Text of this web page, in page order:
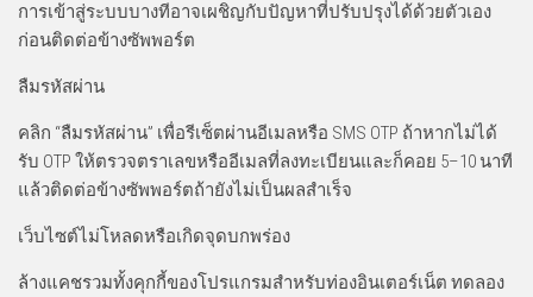
การเข้าสู่ระบบบางทีอาจเผชิญกับปัญหาที่ปรับปรุงได้ด้วยตัวเอง
ก่อนติดต่อข้างซัพพอร์ต
ลืมรหัสผ่าน
คลิก “ลืมรหัสผ่าน” เพื่อรีเซ็ตผ่านอีเมลหรือ SMS OTP ถ้าหากไม่ได้
รับ OTP ให้ตรวจตราเลขหรืออีเมลที่ลงทะเบียนและก็คอย 5–10 นาที
แล้วติดต่อข้างซัพพอร์ตถ้ายังไม่เป็นผลสำเร็จ
เว็บไซต์ไม่โหลดหรือเกิดจุดบกพร่อง
ล้างแคชรวมทั้งคุกกี้ของโปรแกรมสำหรับท่องอินเตอร์เน็ต ทดลอง